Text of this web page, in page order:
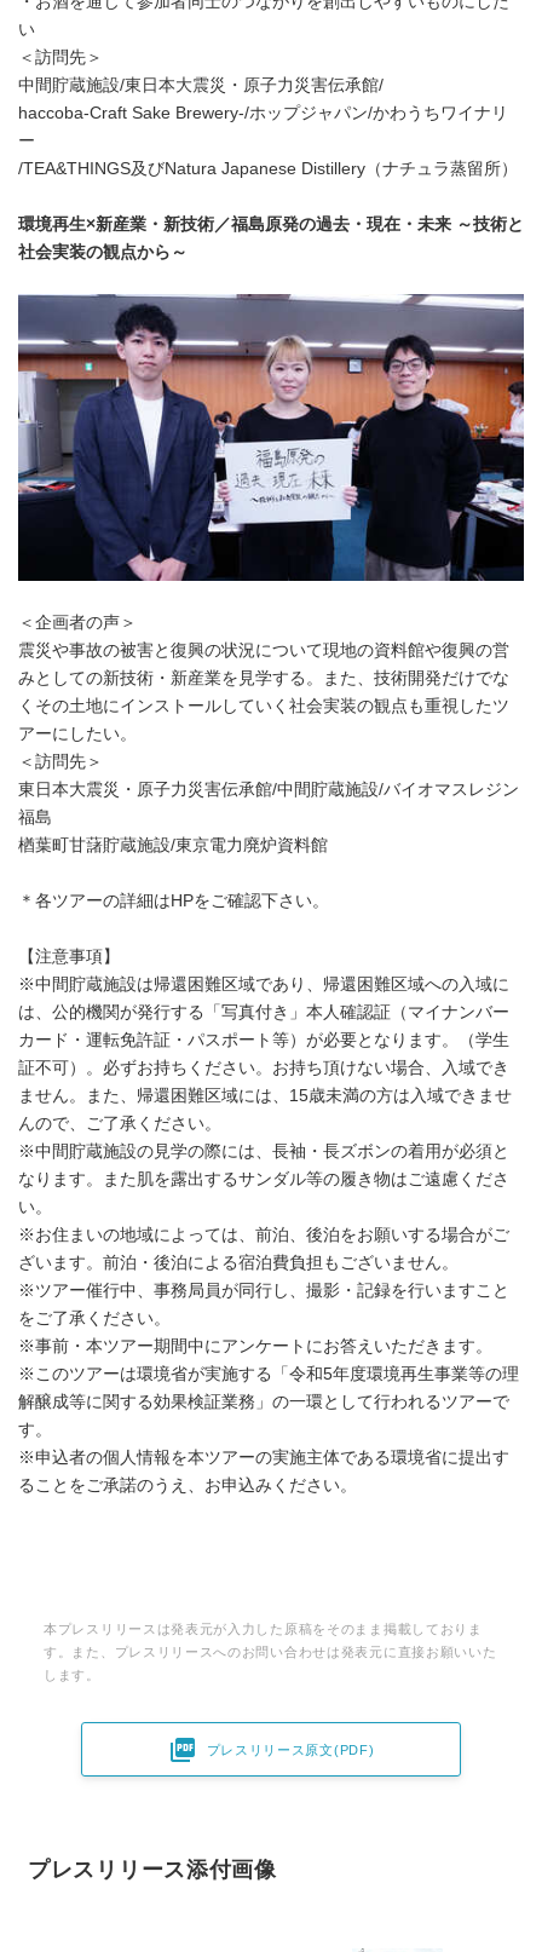
い
＜訪問先＞
中間貯蔵施設/東日本大震災・原子力災害伝承館/
haccoba-Craft Sake Brewery-/ホップジャパン/かわうちワイナリ
ー
/TEA&THINGS及びNatura Japanese Distillery（ナチュラ蒸留所）
環境再生×新産業・新技術／福島原発の過去・現在・未来 ～技術と
社会実装の観点から～
＜企画者の声＞
震災や事故の被害と復興の状況について現地の資料館や復興の営
みとしての新技術・新産業を見学する。また、技術開発だけでな
くその土地にインストールしていく社会実装の観点も重視したツ
アーにしたい。
＜訪問先＞
東日本大震災・原子力災害伝承館/中間貯蔵施設/バイオマスレジン
福島
楢葉町甘藷貯蔵施設/東京電力廃炉資料館
＊各ツアーの詳細はHPをご確認下さい。
【注意事項】
※中間貯蔵施設は帰還困難区域であり、帰還困難区域への入域に
は、公的機関が発行する「写真付き」本人確認証（マイナンバー
カード・運転免許証・パスポート等）が必要となります。（学生
証不可）。必ずお持ちください。お持ち頂けない場合、入域でき
ません。また、帰還困難区域には、15歳未満の方は入域できませ
んので、ご了承ください。
※中間貯蔵施設の見学の際には、長袖・長ズボンの着用が必須と
なります。また肌を露出するサンダル等の履き物はご遠慮くださ
い。
※お住まいの地域によっては、前泊、後泊をお願いする場合がご
ざいます。前泊・後泊による宿泊費負担もございません。
※ツアー催行中、事務局員が同行し、撮影・記録を行いますこと
をご了承ください。
※事前・本ツアー期間中にアンケートにお答えいただきます。
※このツアーは環境省が実施する「令和5年度環境再生事業等の理
解醸成等に関する効果検証業務」の一環として行われるツアーで
す。
※申込者の個人情報を本ツアーの実施主体である環境省に提出す
ることをご承諾のうえ、お申込みください。
本プレスリリースは発表元が入力した原稿をそのまま掲載しておりま
す。また、プレスリリースへのお問い合わせは発表元に直接お願いいた
します。
 プレスリリース原文(PDF)
プレスリリース添付画像